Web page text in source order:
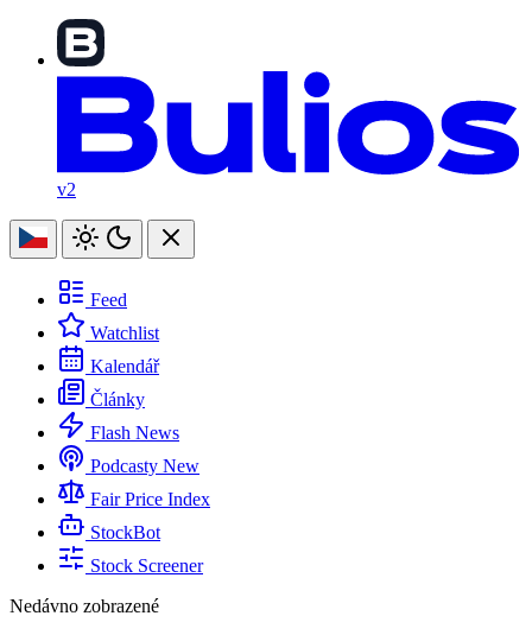
v2
Feed
Watchlist
Kalendář
Články
Flash News
Podcasty New
Fair Price Index
StockBot
Stock Screener
Nedávno zobrazené